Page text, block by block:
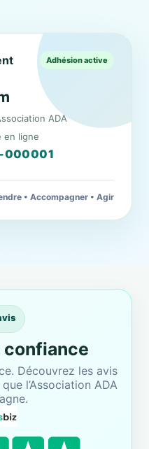
Adhésion active
ADA
en ligne
000001
• Accompagner • Agir
confiance
Découvrez les avis
l’Association ADA